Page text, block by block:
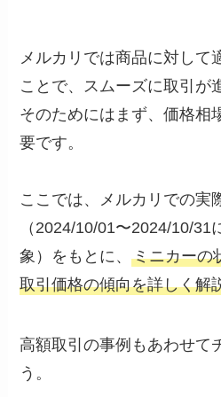
メルカリでは商品に対して
ことで、スムーズに取引が
そのためにはまず、価格相
要です。
ここでは、メルカリでの実
（2024/10/01〜2024/10/
象）をもとに、ミニカーの
取引価格の傾向を詳しく解
高額取引の事例もあわせて
う。